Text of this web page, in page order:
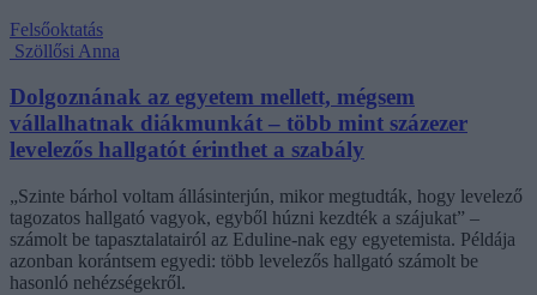
Felsőoktatás
Szöllősi Anna
Dolgoznának az egyetem mellett, mégsem
vállalhatnak diákmunkát – több mint százezer
levelezős hallgatót érinthet a szabály
„Szinte bárhol voltam állásinterjún, mikor megtudták, hogy levelező
tagozatos hallgató vagyok, egyből húzni kezdték a szájukat” –
számolt be tapasztalatairól az Eduline-nak egy egyetemista. Példája
azonban korántsem egyedi: több levelezős hallgató számolt be
hasonló nehézségekről.